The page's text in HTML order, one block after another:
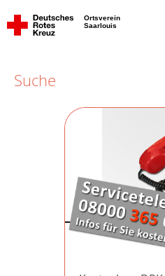
Ortsverein
Saarlouis
Suche